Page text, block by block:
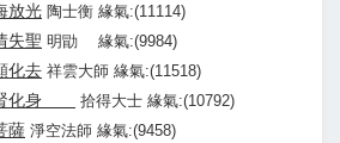
放光 陶士衡 緣氣:(11114)
失聖 明勖 緣氣:(9984)
化去 祥雲大師 緣氣:(11518)
賢化身 拾得大士 緣氣:(10792)
薩 淨空法師 緣氣:(9458)